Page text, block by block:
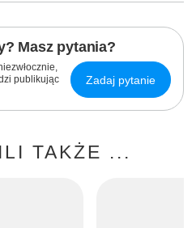
Masz pytania?
publikując
Zadaj pytanie
TAKŻE ...